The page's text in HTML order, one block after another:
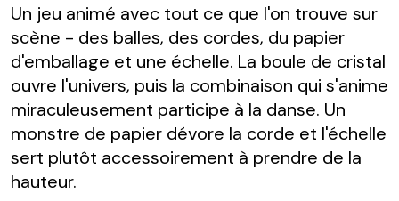
Un jeu animé avec tout ce que l'on trouve sur
scène - des balles, des cordes, du papier
d'emballage et une échelle. La boule de cristal
ouvre l'univers, puis la combinaison qui s'anime
miraculeusement participe à la danse. Un
monstre de papier dévore la corde et l'échelle
sert plutôt accessoirement à prendre de la
hauteur.